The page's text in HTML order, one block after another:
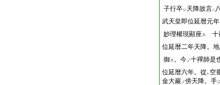
子行卒シ天降故言二
武天皇即位延暦元
妙理權現顯座ス
十
位延暦二年天降。
御ス 。今ノ十禪師
位延暦六年。從 レ空
金大巖 ノ傍天降。手